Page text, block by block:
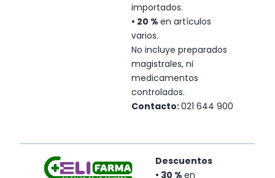
importados.
• 20 % en artículos
varios.
No incluye preparados
magistrales, ni
medicamentos
controlados.
Contacto:021 644 900
Descuentos
• 30 %en